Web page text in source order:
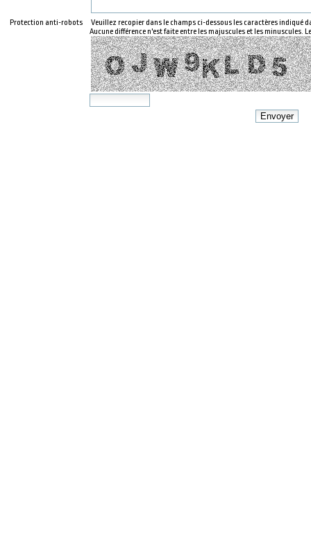
Protection anti-robots
Veuillez recopier dans le champs ci-dessous les caractères indiqué
Aucune différence n'est faite entre les majuscules et les minuscules.